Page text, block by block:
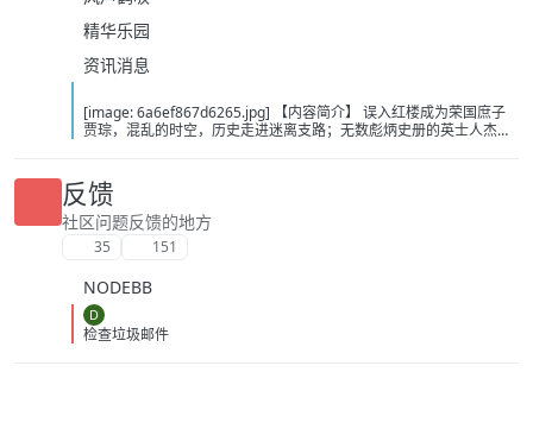
精华乐园
资讯消息
[image: 6a6ef867d6265.jpg] 【内容简介】 误入红楼成为荣国庶子
贾琮，混乱的时空，历史走进迷离支路；无数彪炳史册的英士人杰，
州；山河零落风雪尽，立马孤山一世春。此系身前身后事，倩谁记去
作奇传？ 【下载地址】 百度：https://pan.baidu.com/s/1AdIFcc-
lBV0a5bV8QrKeWg?pwd=cjw2 夸克：
https://pan.quark.cn/s/30934bf0718b?pwd=MVyx 移动：
https://yun.139.com/shareweb/#/w/i/2wFGtMqeNSZ72
反馈
社区问题反馈的地方
35 151
NODEBB
D
检查垃圾邮件